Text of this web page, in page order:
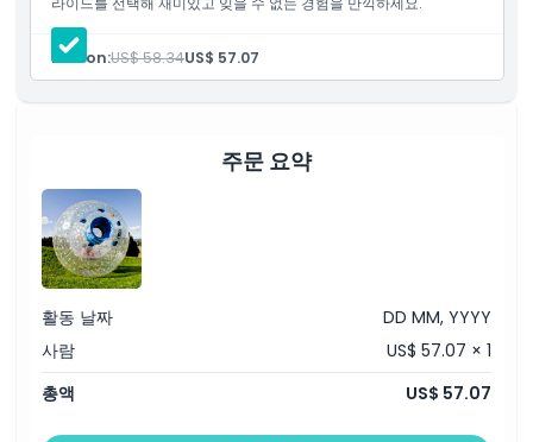
적합하지 않은 대상
운영 시간
위치
가는 방법
교환 방법
Person:US$ 58.34US$ 57.07
주문 요약
활동 날짜
DD MM, YYYY
사람
US$ 57.07 × 1
총액
US$ 57.07